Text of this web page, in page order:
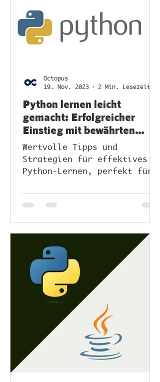
Python lernen leicht
gemacht: Erfolgreicher
Einstieg mit bewährten
Tipps
Wertvolle Tipps und
Strategien für effektives
Python-Lernen, perfekt für
Fortgeschrittene.
Octopus
19. Nov. 2023
2 Min. Lesezeit